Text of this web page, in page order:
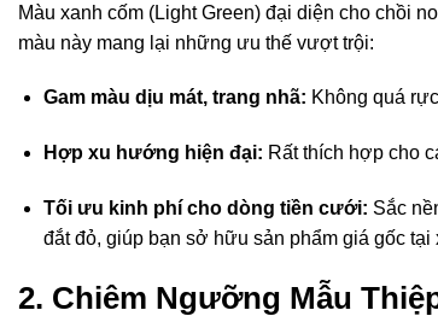
Màu xanh cốm (Light Green) đại diện cho chồi
màu này mang lại những ưu thế vượt trội:
Gam màu dịu mát, trang nhã: Không quá
Hợp xu hướng hiện đại: Rất thích hợp cho
Tối ưu kinh phí cho dòng tiền cưới: Sắc
đắt đỏ, giúp bạn sở hữu sản phẩm giá gốc tại
2. Chiêm Ngưỡng Mẫu